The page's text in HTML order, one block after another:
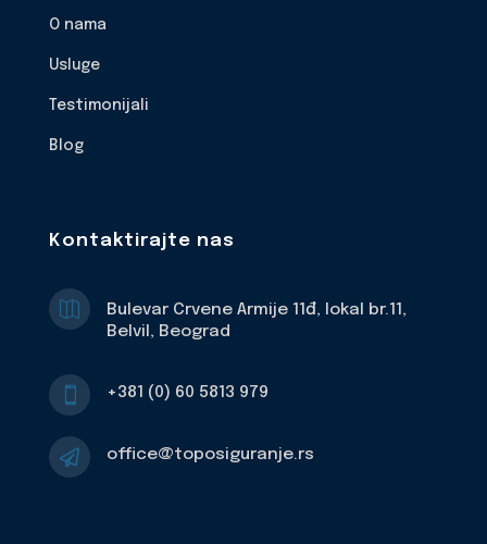
O nama
Usluge
Testimonijali
Blog
Kontaktirajte nas

Bulevar Crvene Armije 11đ, lokal br.11,
Belvil, Beograd
 +381 (0) 60 5813 979
 office@toposiguranje.rs